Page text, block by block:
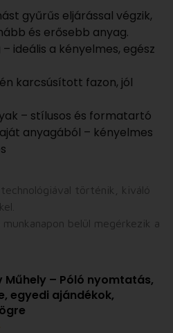
gyűrűs eljárással végzik,
és erősebb anyag.
– ideális a kényelmes, egész
karcsúsított fazon, jól
– stílusos és formatartó
anyagából – kényelmes
történik, kiváló
belül megérkezik a
Műhely – Póló nyomtatás,
egyedi ajándékok,